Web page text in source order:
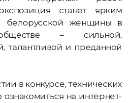
станет ярким
белорусской женщины в
– сильной,
талантливой и преданной
в конкурсе, технических
на интернет-